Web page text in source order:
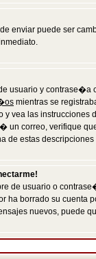
enviar puede ser
usuario y
mientras se
vea las
correo, verifique
estas
de usuario o
ha borrado su
nuevos, puede